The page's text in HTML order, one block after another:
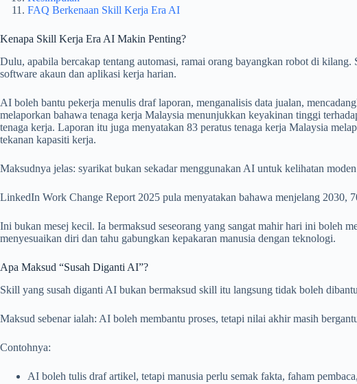
FAQ Berkenaan Skill Kerja Era AI
Kenapa Skill Kerja Era AI Makin Penting?
Dulu, apabila bercakap tentang automasi, ramai orang bayangkan robot di
software akaun dan aplikasi kerja harian.
AI boleh bantu pekerja menulis draf laporan, menganalisis data jualan,
melaporkan bahawa tenaga kerja Malaysia menunjukkan keyakinan tinggi
tenaga kerja. Laporan itu juga menyatakan 83 peratus tenaga kerja Malaysia
tekanan kapasiti kerja.
Maksudnya jelas: syarikat bukan sekadar menggunakan AI untuk kelihatan
LinkedIn Work Change Report 2025 pula menyatakan bahawa menjelang 2030,
Ini bukan mesej kecil. Ia bermaksud seseorang yang sangat mahir hari ini boleh
menyesuaikan diri dan tahu gabungkan kepakaran manusia dengan teknologi.
Apa Maksud “Susah Diganti AI”?
Skill yang susah diganti AI bukan bermaksud skill itu langsung tidak boleh
Maksud sebenar ialah: AI boleh membantu proses, tetapi nilai akhir masih
Contohnya:
AI boleh tulis draf artikel, tetapi manusia perlu semak fakta, faham